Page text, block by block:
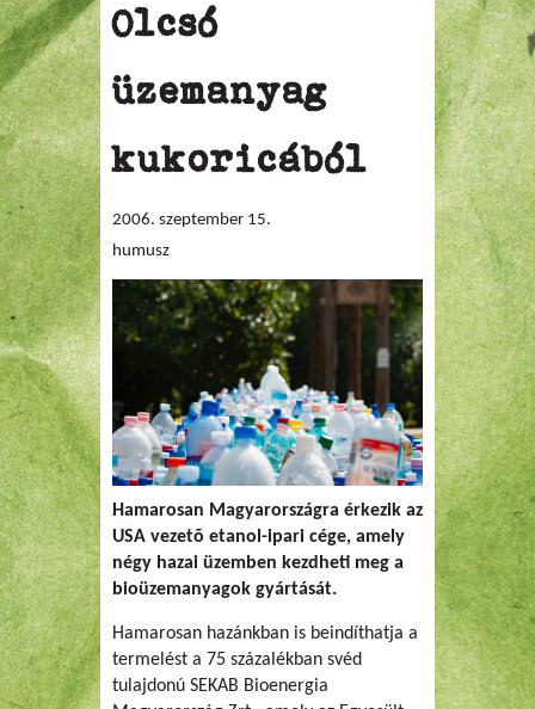
Olcsó
üzemanyag
kukoricából
2006. szeptember 15.
humusz
Hamarosan Magyarországra érkezik az
USA vezetõ etanol-ipari cége, amely
négy hazai üzemben kezdheti meg a
bioüzemanyagok gyártását.
Hamarosan hazánkban is beindíthatja a
termelést a 75 százalékban svéd
tulajdonú SEKAB Bioenergia